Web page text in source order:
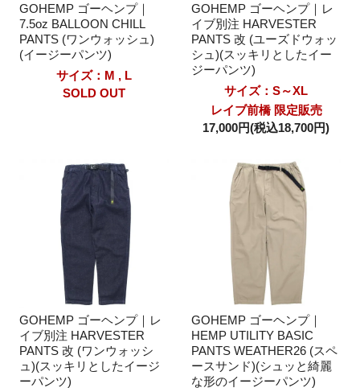
GOHEMP ゴーヘンプ｜
7.5oz BALLOON CHILL
PANTS (ワンウォッシュ)
(イージーパンツ)
サイズ：M , L
SOLD OUT
GOHEMP ゴーヘンプ｜レ
イブ別注 HARVESTER
PANTS 改 (ユーズドウォッ
シュ)(スッキリとしたイー
ジーパンツ)
サイズ：S～XL
レイブ前橋 限定販売
17,000円(税込18,700円)
GOHEMP ゴーヘンプ｜レ
イブ別注 HARVESTER
PANTS 改 (ワンウォッシ
ュ)(スッキリとしたイージ
ーパンツ)
GOHEMP ゴーヘンプ｜
HEMP UTILITY BASIC
PANTS WEATHER26 (スペ
ースサンド)(シュッと綺麗
な形のイージーパンツ)